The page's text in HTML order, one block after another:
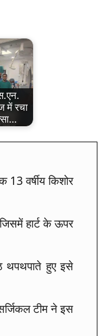
में रचा
वर्षीय किशोर
जिसमें हार्ट के ऊपर
थपथपाते हुए इसे
टीम ने इस